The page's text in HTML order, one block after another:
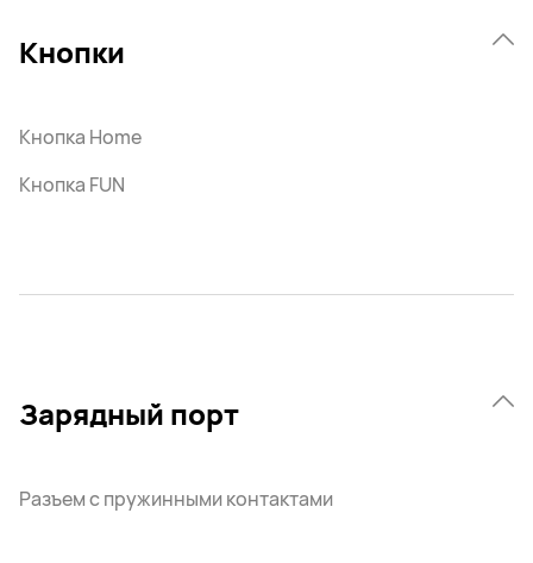
Кнопки
Кнопка Home
Кнопка FUN
Зарядный порт
Разъем с пружинными контактами